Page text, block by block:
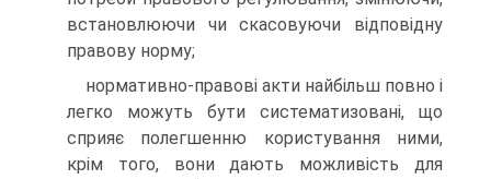
встановлюючи чи скасовуючи відповідну
правову норму;
нормативно-правові акти найбільш повно і
легко можуть бути систематизовані, що
сприяє полегшенню користування ними,
крім того, вони дають можливість для